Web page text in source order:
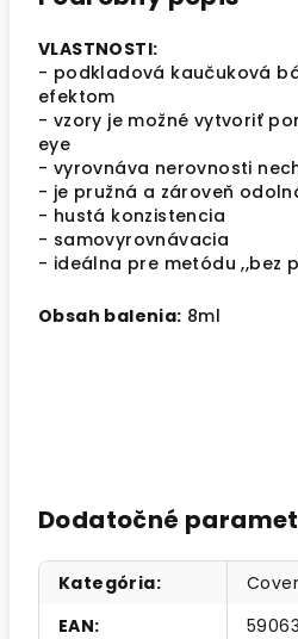
VLASTNOSTI:
- podkladová kaučuková
efektom
- vzory je možné vytvoriť
eye
- vyrovnáva nerovnosti
- je pružná a zároveň
- hustá konzistencia
- samovyrovnávacia
- ideálna pre metódu ,,bez
Obsah balenia: 8ml
Dodatočné
Kategória:
Cover
EAN: